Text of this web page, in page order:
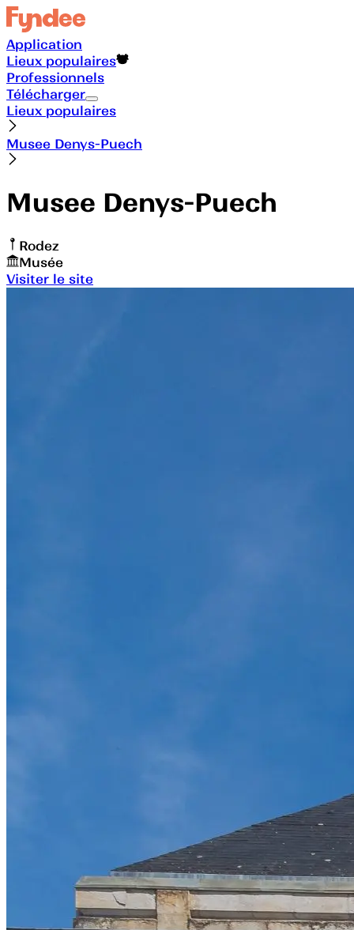
Application
Lieux populaires
Professionnels
Télécharger
Lieux populaires
Musee Denys-Puech
Musee Denys-Puech
Rodez
Musée
Visiter le site